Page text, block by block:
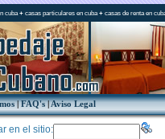
cuba+ casas particulares en cuba+ casas de renta en
|FAQ's|Aviso Legal
en el sitio: